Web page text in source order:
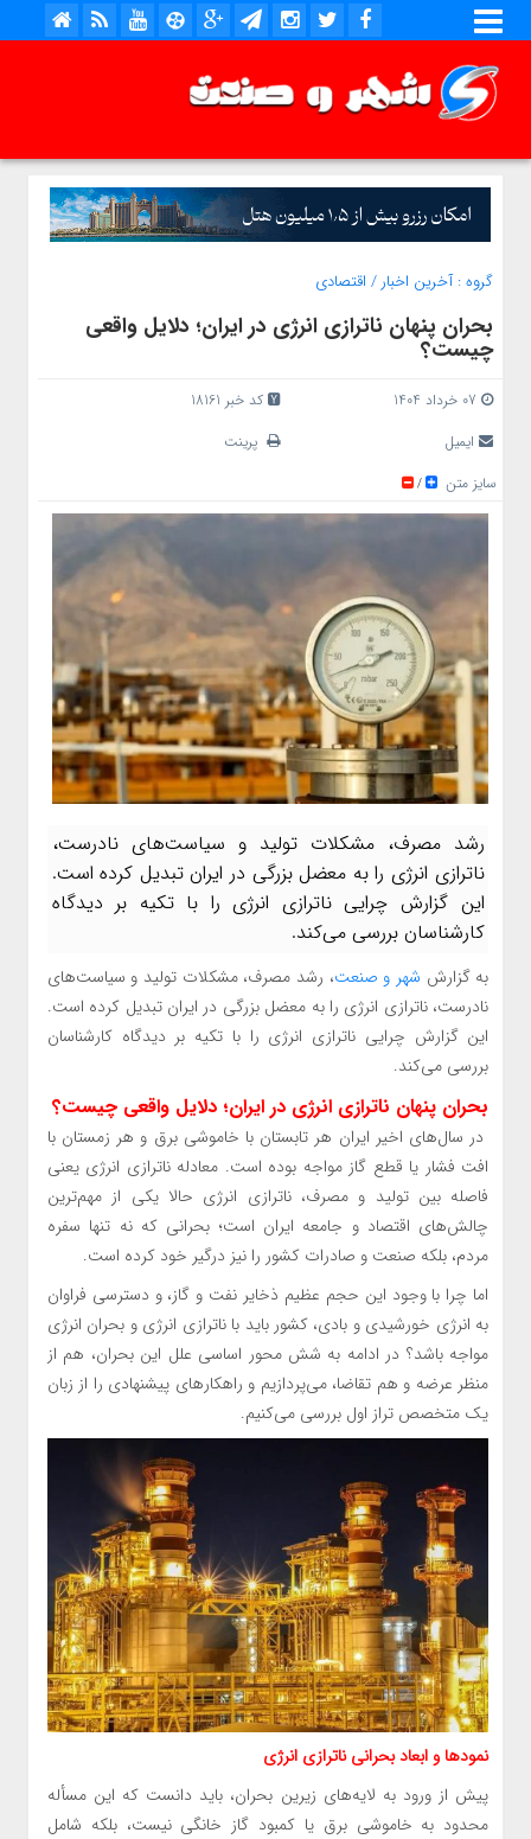
گروه :آخرین اخبار / اقتصادی
بحران پنهان ناترازی انرژی در ایران؛ دلایل واقعی
چیست؟
07 خرداد 1404
کد خبر 18161
ایمیل
پرینت
سایز متن
/
رشد مصرف، مشکلات تولید و سیاست‌های نادرست،
ناترازی انرژی را به معضل بزرگی در ایران تبدیل کرده است.
این گزارش چرایی ناترازی انرژی را با تکیه بر دیدگاه
کارشناسان بررسی می‌کند.
به گزارش شهر و صنعت، رشد مصرف، مشکلات تولید و سیاست‌های
نادرست، ناترازی انرژی را به معضل بزرگی در ایران تبدیل کرده است.
این گزارش چرایی ناترازی انرژی را با تکیه بر دیدگاه کارشناسان
بررسی می‌کند.
بحران پنهان ناترازی انرژی در ایران؛ دلایل واقعی چیست؟
در سال‌های اخیر ایران هر تابستان با خاموشی برق و هر زمستان با
افت فشار یا قطع گاز مواجه بوده است. معادله ناترازی انرژی یعنی
فاصله بین تولید و مصرف، ناترازی انرژی حالا یکی از مهم‌ترین
چالش‌های اقتصاد و جامعه ایران است؛ بحرانی که نه تنها سفره
مردم، بلکه صنعت و صادرات کشور را نیز درگیر خود کرده است.
اما چرا با وجود این حجم عظیم ذخایر نفت و گاز، و دسترسی فراوان
به انرژی خورشیدی و بادی، کشور باید با ناترازی انرژی و بحران انرژی
مواجه باشد؟ در ادامه به شش محور اساسی علل این بحران، هم از
منظر عرضه و هم تقاضا، می‌پردازیم و راهکارهای پیشنهادی را از زبان
یک متخصص تراز اول بررسی می‌کنیم.
نمودها و ابعاد بحرانی ناترازی انرژی
پیش از ورود به لایه‌های زیرین بحران، باید دانست که این مسأله
محدود به خاموشی برق یا کمبود گاز خانگی نیست، بلکه شامل